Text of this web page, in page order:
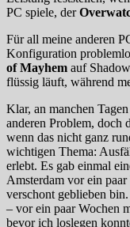
PC spiele, der
Für all meine anderen
Konfiguration
of Mayhem auf
flüssig läuft, während
Klar, an manchen
anderen Problem, doch
wenn das nicht ganz
wichtigen Thema:
erlebt. Es gab einmal
Amsterdam vor ein
verschont geblieben
– vor ein paar Wochen
bevor ich loslegen